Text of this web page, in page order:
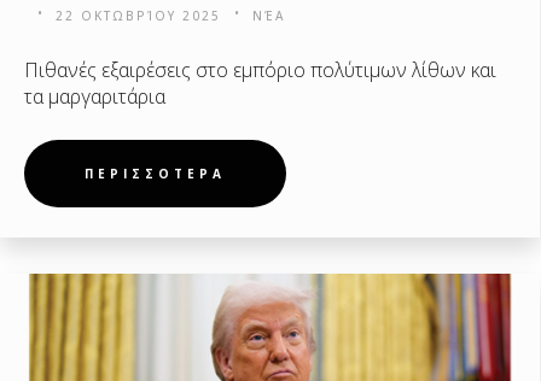
22 ΟΚΤΩΒΡΊΟΥ 2025 ΝΈΑ
Πιθανές εξαιρέσεις στο εμπόριο πολύτιμων λίθων και
τα μαργαριτάρια
ΠΕΡΙΣΣΟΤΕΡΑ